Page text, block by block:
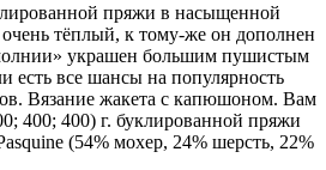
пряжи в насыщенной
тёплый, к тому-же он дополнен
украшен большим пушистым
есть все шансы на популярность
Вязание жакета с капюшоном. Вам
400; 400) г. буклированной пряжи
(54% мохер, 24% шерсть, 22%